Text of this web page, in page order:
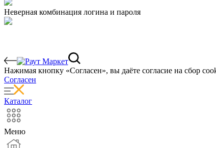
Неверная комбинация логина и пароля
Нажимая кнопку «Согласен», вы даёте cогласие на сбор
Согласен
Каталог
Меню